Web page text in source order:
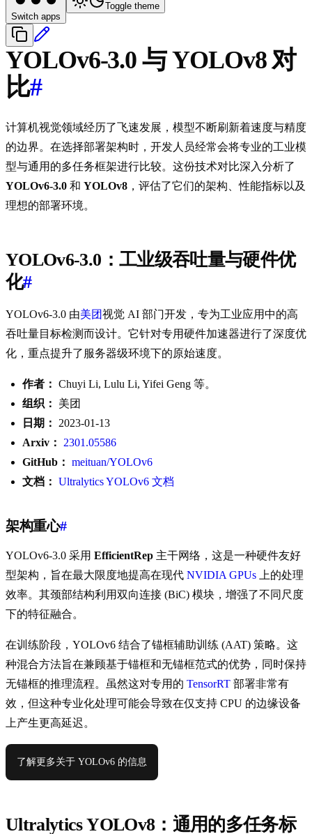
Switch apps
Toggle theme
YOLOv6-3.0 与 YOLOv8 对
比#
计算机视觉领域经历了飞速发展，模型不断刷新着速度与精度
的边界。在选择部署架构时，开发人员经常会将专业的工业模
型与通用的多任务框架进行比较。这份技术对比深入分析了
YOLOv6-3.0 和 YOLOv8 ，评估了它们的架构、性能指标以及
理想的部署环境。
YOLOv6-3.0：工业级吞吐量与硬件优
化#
YOLOv6-3.0 由美团视觉 AI 部门开发，专为工业应用中的高
吞吐量目标检测而设计。它针对专用硬件加速器进行了深度优
化，重点提升了服务器级环境下的原始速度。
作者： Chuyi Li, Lulu Li, Yifei Geng 等。
组织：
美团
日期：
2023-01-13
Arxiv：
2301.05586
GitHub： meituan/YOLOv6
文档： Ultralytics YOLOv6 文档
架构重心#
YOLOv6-3.0 采用 EfficientRep 主干网络，这是一种硬件友好
型架构，旨在最大限度地提高在现代 NVIDIA GPUs 上的处理
效率。其颈部结构利用双向连接 (BiC) 模块，增强了不同尺度
下的特征融合。
在训练阶段，YOLOv6 结合了锚框辅助训练 (AAT) 策略。这
种混合方法旨在兼顾基于锚框和无锚框范式的优势，同时保持
无锚框的推理流程。虽然这对专用的 TensorRT 部署非常有
效，但这种专业化处理可能会导致在仅支持 CPU 的边缘设备
上产生更高延迟。
了解更多关于 YOLOv6 的信息
Ultralytics YOLOv8：通用的多任务标